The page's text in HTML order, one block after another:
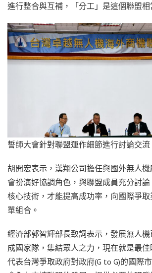
進行整合與互補，「分工」是這個聯盟相
誓師大會針對聯盟運作細節進行討論交流
胡開宏表示，漢翔公司擔任與國外無人機
會扮演好協調角色，與聯盟成員充分討
核心技術，才能提高成功率，向國際爭
單組合。
經濟部郭智輝部長致詞表示，發展無人
成國家隊，集結眾人之力，現在就是最
代表台灣爭取政府對政府(G to G)的國際